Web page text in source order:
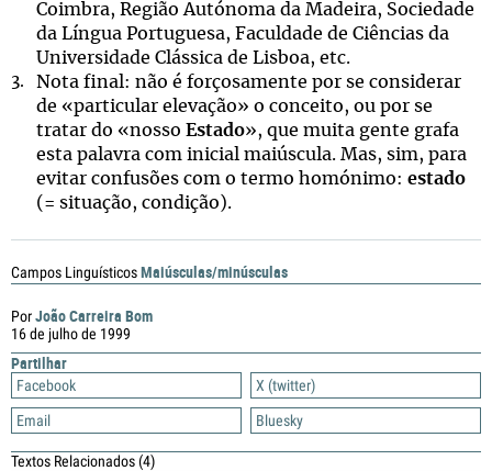
PorJoão Carreira Bom
16 de julho de 1999
Partilhar
Facebook
X (twitter)
Email
Bluesky
Textos Relacionados(4)
Coimbra, Região Autónoma da Madeira, Sociedade
da Língua Portuguesa, Faculdade de Ciências da
Universidade Clássica de Lisboa, etc.
Nota final: não é forçosamente por se considerar
de «particular elevação» o conceito, ou por se
tratar do «nosso Estado», que muita gente grafa
esta palavra com inicial maiúscula. Mas, sim, para
evitar confusões com o termo homónimo: estado
(= situação, condição).
Campos LinguísticosMaiúsculas/minúsculas